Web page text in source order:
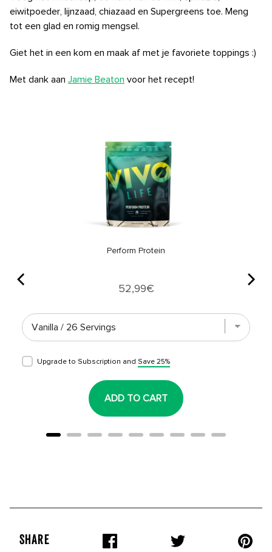
eiwitpoeder, lijnzaad, chiazaad en Supergreens toe. Meng
tot een glad en romig mengsel.
Giet het in een kom en maak af met je favoriete toppings :)
Met dank aan Jamie Beaton voor het recept!
Perform Protein
Price
52,99€
Upgrade to Subscription and Save 25%
ADD TO CART
SHARE